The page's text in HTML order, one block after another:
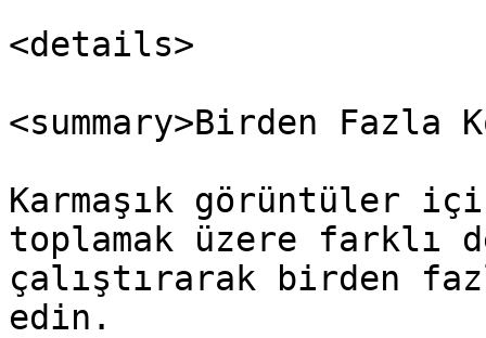
<details>
<summary>Birden Fazla
Karmaşık görüntüler
toplamak üzere farklı
çalıştırarak birden
edin.